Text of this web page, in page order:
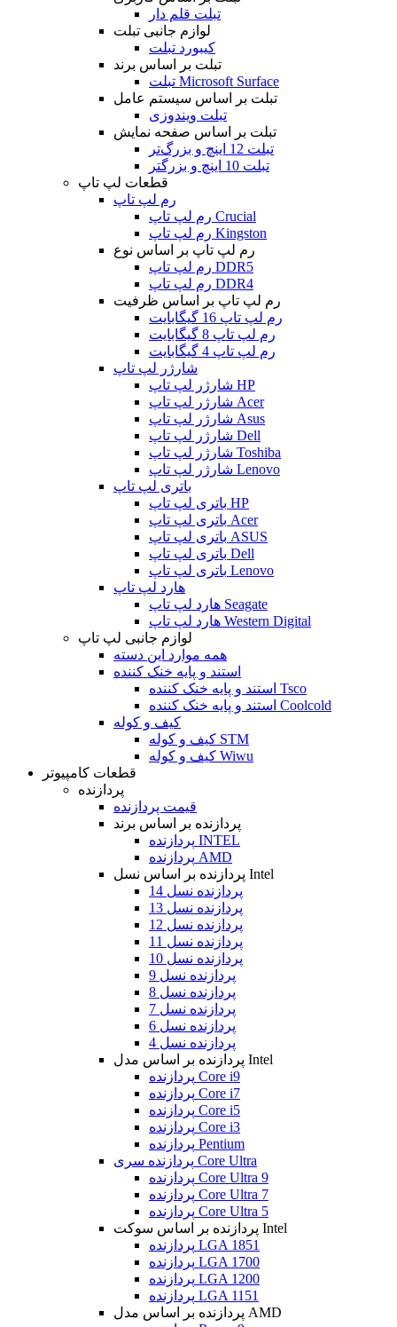
تبلت قلم دار
لوازم جانبی تبلت
کیبورد تبلت
تبلت بر اساس برند
تبلت Microsoft Surface
تبلت بر اساس سیستم عامل
تبلت ویندوزی
تبلت بر اساس صفحه نمایش
تبلت 12 اینچ و بزرگ‌تر
تبلت 10 اینچ و بزرگتر
قطعات لپ تاپ
رم لپ تاپ
رم لپ تاپ Crucial
رم لپ تاپ Kingston
رم لپ تاپ بر اساس نوع
رم لپ تاپ DDR5
رم لپ تاپ DDR4
رم لپ تاپ بر اساس ظرفیت
رم لپ تاپ 16 گیگابایت
رم لپ تاپ 8 گیگابایت
رم لپ تاپ 4 گیگابایت
شارژر لپ تاپ
شارژر لپ تاپ HP
شارژر لپ تاپ Acer
شارژر لپ تاپ Asus
شارژر لپ تاپ Dell
شارژر لپ تاپ Toshiba
شارژر لپ تاپ Lenovo
باتری لپ تاپ
باتری لپ تاپ HP
باتری لپ تاپ Acer
باتری لپ تاپ ASUS
باتری لپ تاپ Dell
باتری لپ تاپ Lenovo
هارد لپ تاپ
هارد لپ تاپ Seagate
هارد لپ تاپ Western Digital
لوازم جانبی لپ تاپ
همه موارد این دسته
استند و پایه خنک کننده
استند و پایه خنک کننده Tsco
استند و پایه خنک کننده Coolcold
کیف و کوله
کیف و کوله STM
کیف و کوله Wiwu
قطعات کامپیوتر
پردازنده
قیمت پردازنده
پردازنده بر اساس برند
پردازنده INTEL
پردازنده AMD
پردازنده بر اساس نسل Intel
پردازنده نسل 14
پردازنده نسل 13
پردازنده نسل 12
پردازنده نسل 11
پردازنده نسل 10
پردازنده نسل 9
پردازنده نسل 8
پردازنده نسل 7
پردازنده نسل 6
پردازنده نسل 4
پردازنده بر اساس مدل Intel
پردازنده Core i9
پردازنده Core i7
پردازنده Core i5
پردازنده Core i3
پردازنده Pentium
پردازنده سری Core Ultra
پردازنده Core Ultra 9
پردازنده Core Ultra 7
پردازنده Core Ultra 5
پردازنده بر اساس سوکت Intel
پردازنده LGA 1851
پردازنده LGA 1700
پردازنده LGA 1200
پردازنده LGA 1151
پردازنده بر اساس مدل AMD